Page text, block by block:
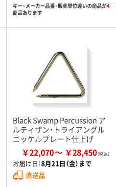
キー・メーカー品番・販売単位違いの商品が4
商品あります
Black Swamp Percussion ア
ルティザン・トライアングル
ニッケルプレート仕上げ
￥22,070 ￥28,450
お届け日：8月21日（金）まで
直送品